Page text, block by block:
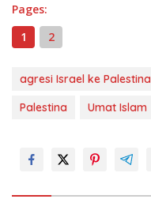
Pages:
1
2
agresi Israel ke Palestina
Palestina
Umat Islam